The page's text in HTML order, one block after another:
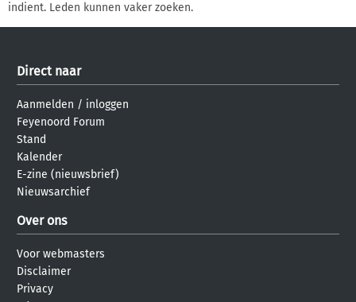
indient. Leden kunnen vaker zoeken.
Direct naar
Aanmelden / inloggen
Feyenoord Forum
Stand
Kalender
E-zine (nieuwsbrief)
Nieuwsarchief
Over ons
Voor webmasters
Disclaimer
Privacy